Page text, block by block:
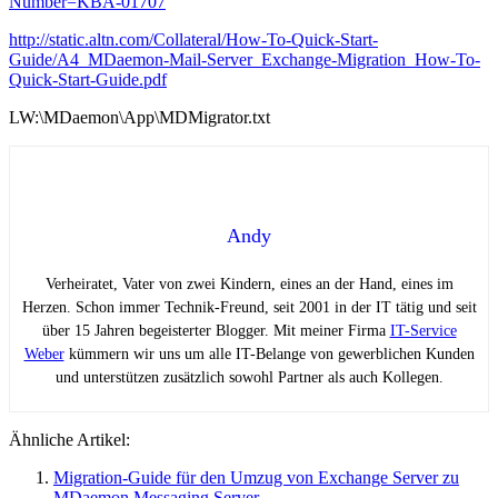
http://static.altn.com/Collateral/How-To-Quick-Start-
Guide/A4_MDaemon-Mail-Server_Exchange-Migration_How-To-
Quick-Start-Guide.pdf
LW:\MDaemon\App\MDMigrator.txt
Andy
Verheiratet, Vater von zwei Kindern, eines an der Hand, eines im
Herzen. Schon immer Technik-Freund, seit 2001 in der IT tätig und seit
über 15 Jahren begeisterter Blogger. Mit meiner Firma IT-Service
Weberkümmern wir uns um alle IT-Belange von gewerblichen Kunden
und unterstützen zusätzlich sowohl Partner als auch Kollegen.
Ähnliche Artikel:
Migration-Guide für den Umzug von Exchange Server zu